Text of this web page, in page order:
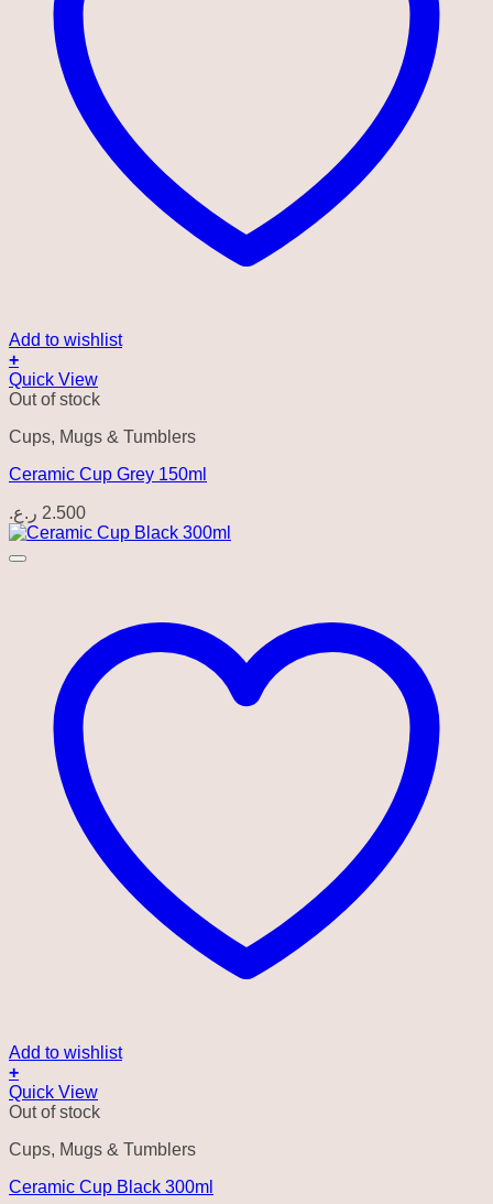
Add to wishlist
+
Quick View
Out of stock
Cups, Mugs & Tumblers
Ceramic Cup Grey 150ml
2.500 ر.ع.
Add to wishlist
+
Quick View
Out of stock
Cups, Mugs & Tumblers
Ceramic Cup Black 300ml